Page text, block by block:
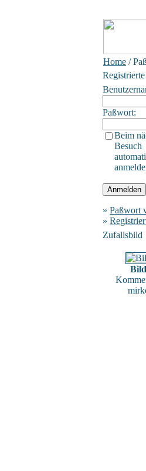
Home /
Paßwort:
Beim
Besuch
» Paßwort
»
Zufallsbild